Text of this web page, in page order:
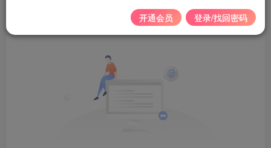
开通会员 登录/找回密码